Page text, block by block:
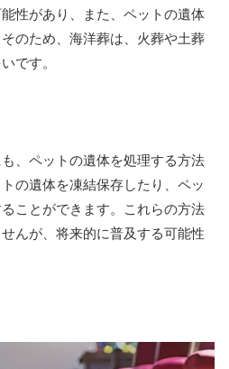
性があり、また、ペットの遺体
のため、海洋葬は、火葬や土葬
です。
、ペットの遺体を処理する方法
の遺体を凍結保存したり、ペッ
ことができます。これらの方法
んが、将来的に普及する可能性